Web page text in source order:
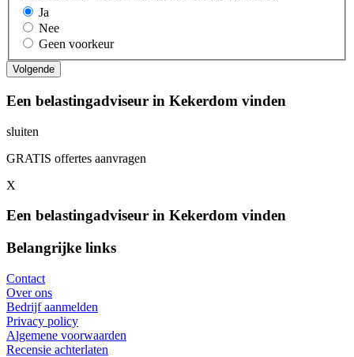
Ja
Nee
Geen voorkeur
Een belastingadviseur in Kekerdom vinden
sluiten
GRATIS offertes aanvragen
X
Een belastingadviseur in Kekerdom vinden
Belangrijke links
Contact
Over ons
Bedrijf aanmelden
Privacy policy
Algemene voorwaarden
Recensie achterlaten